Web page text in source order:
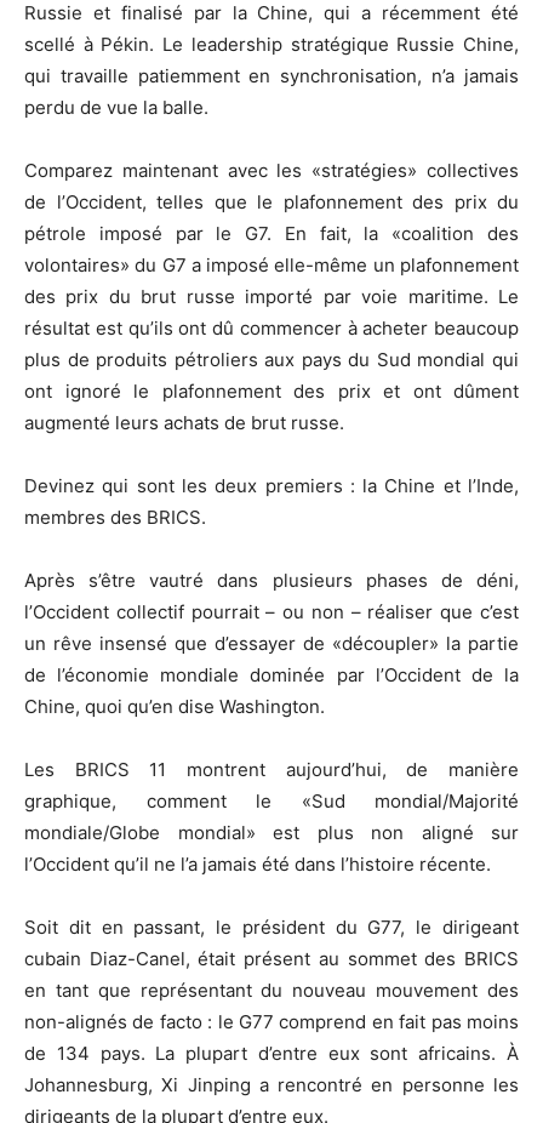
Russie et finalisé par la Chine, qui a récemment été
scellé à Pékin. Le leadership stratégique Russie Chine,
qui travaille patiemment en synchronisation, n’a jamais
perdu de vue la balle.
Comparez maintenant avec les «stratégies» collectives
de l’Occident, telles que le plafonnement des prix du
pétrole imposé par le G7. En fait, la «coalition des
volontaires» du G7 a imposé elle-même un plafonnement
des prix du brut russe importé par voie maritime. Le
résultat est qu’ils ont dû commencer à acheter beaucoup
plus de produits pétroliers aux pays du Sud mondial qui
ont ignoré le plafonnement des prix et ont dûment
augmenté leurs achats de brut russe.
Devinez qui sont les deux premiers : la Chine et l’Inde,
membres des BRICS.
Après s’être vautré dans plusieurs phases de déni,
l’Occident collectif pourrait – ou non – réaliser que c’est
un rêve insensé que d’essayer de «découpler» la partie
de l’économie mondiale dominée par l’Occident de la
Chine, quoi qu’en dise Washington.
Les BRICS 11 montrent aujourd’hui, de manière
graphique, comment le «Sud mondial/Majorité
mondiale/Globe mondial» est plus non aligné sur
l’Occident qu’il ne l’a jamais été dans l’histoire récente.
Soit dit en passant, le président du G77, le dirigeant
cubain Diaz-Canel, était présent au sommet des BRICS
en tant que représentant du nouveau mouvement des
non-alignés de facto : le G77 comprend en fait pas moins
de 134 pays. La plupart d’entre eux sont africains. À
Johannesburg, Xi Jinping a rencontré en personne les
dirigeants de la plupart d’entre eux.